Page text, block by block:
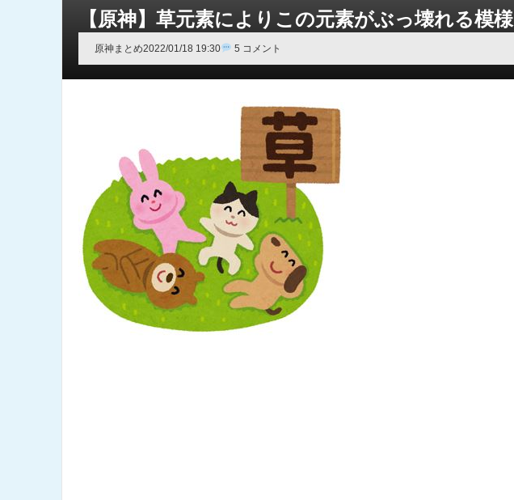
【原神】草元素によりこの元素がぶっ壊れる模様
原神まとめ2022/01/18 19:30 5 コメント